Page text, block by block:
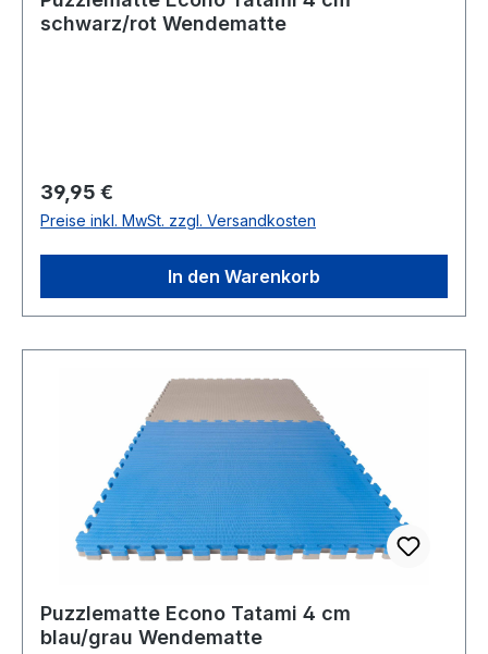
schwarz/rot Wendematte
Regulärer Preis:
39,95 €
Preise inkl. MwSt. zzgl. Versandkosten
In den Warenkorb
Puzzlematte Econo Tatami 4 cm
blau/grau Wendematte